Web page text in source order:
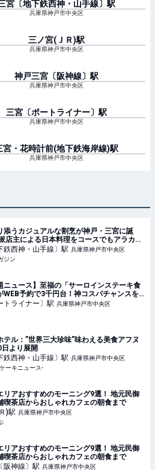
宮〔地下鉄西神・山手線〕 駅
兵庫県神戸市中央区
三ノ宮(ＪＲ)駅
兵庫県神戸市中央区
神戸三宮〔阪神線〕 駅
兵庫県神戸市中央区
三宮〔ポートライナー〕 駅
兵庫県神戸市中央区
宮・花時計前(地下鉄海岸線)駅
兵庫県神戸市中央区
添うカジュアルな割烹が神戸・三宮に誕
店主による日本料理をコースでもアラカル
める | 食べログマガジン
鉄西神・山手線〕駅 兵庫県神戸市中央区
ジン
ニュース】至福の「サーロインステーキ食
WEB予約で3千円台！神コスパチャンスを
!! - うまい肉
トライナー〕駅 兵庫県神戸市中央区
テル：”世界三大珍味”味わえる美食アフヌ
より展開
鉄西神・山手線〕駅 兵庫県神戸市中央区
ーキニュース-
リアおすすめのモーニング9選！ 地元民御
喫茶店からおしゃれカフェの朝食まで
)駅 兵庫県神戸市中央区
リアおすすめのモーニング9選！ 地元民御
喫茶店からおしゃれカフェの朝食まで
阪神線〕駅 兵庫県神戸市中央区